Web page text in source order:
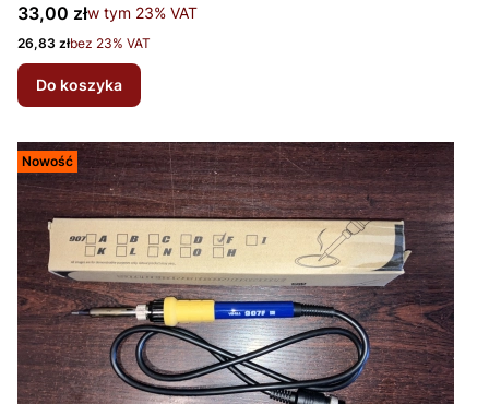
Cena brutto
33,00 złw tym %s VAT
w tym 23% VAT
Cena netto
26,83 złbez 23% VAT
Do koszyka
Nowość